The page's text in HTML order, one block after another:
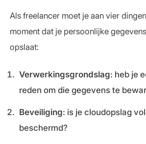
Als freelancer moet je aan vier
moment dat je persoonlijke
opslaat:
Verwerkingsgrondslag: heb je
reden om die gegevens te
Beveiliging: is je cloudopslag
beschermd?